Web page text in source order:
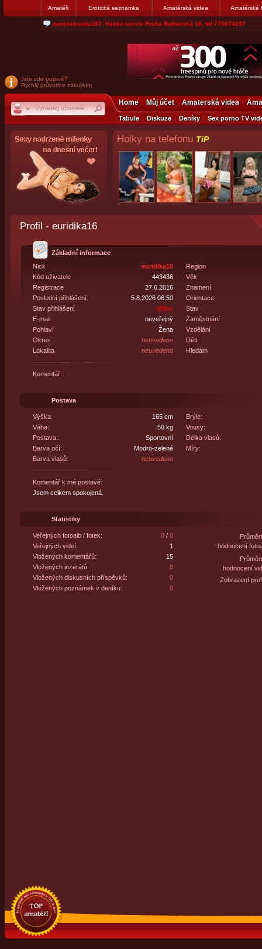
Amatéři Erotická seznamka Amatérská videa Amatérské
jjoseff: Najde se par, ktery nekdy přemýšlel o divákovi. Napiste
Jste zde poprvé?
Rychlý průvodce zákulisím
Home Můj účet Amaterská videa
Tabule Diskuze Deníky Sex porno TV
Holky na telefonu TiP
Profil - euridika16
Základní informace
Nick
euridika16
Kód uživatele
443436
Registrace
27.6.2016
Poslední přihlášení:
5.8.2026 06:50
Stav přihlášení
offline
E-mail
neveřejný
Pohlaví
Žena
Okres
neuvedeno
Lokalita
neuvedeno
Region
Věk
Znamení
Orientace
Stav
Zaměstnání
Vzdělání
Děti
Hledám
Komentář:
Postava
Výška:
165 cm
Váha:
50 kg
Postava::
Sportovní
Barva očí:
Modro-zelené
Barva vlasů:
neuvedeno
Brýle:
Vousy:
Délka vlasů:
Míry:
Komentář k mé postavě:
Jsem celkem spokojená.
Statistiky
Veřejných fotoalb / fotek: 0/ 0
Veřejných videí:
1
Vložených komentářů:
15
Vložených inzerátů:
0
Vložených diskusních příspěvků:
0
Vložených poznámek v deníku:
0
hodnocení
hodnocení
Zobrazení